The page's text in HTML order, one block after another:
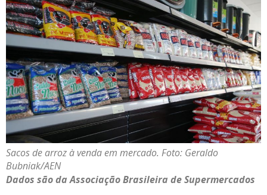
Sacos de arroz à venda em mercado. Foto: Geraldo
Bubniak/AEN
Dados são da Associação Brasileira de Supermercados